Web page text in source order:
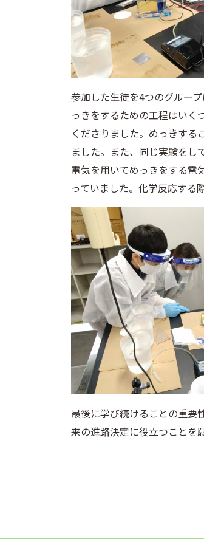
参加した生徒を4つのグルー
っきをするための工程はいく
くださりました。めっきする
ました。また、同じ実験をし
電気を用いてめっきをする電
っていました。化学反応する
最後に学び続けることの重要
来の進路決定に役立つことを